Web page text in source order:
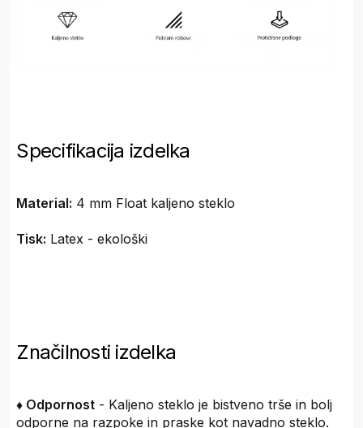
Specifikacija izdelka
Material: 4 mm Float kaljeno steklo
Tisk: Latex - ekološki
Značilnosti izdelka
♦ Odpornost - Kaljeno steklo je bistveno trše in bolj
odporne na razpoke in praske kot navadno steklo.